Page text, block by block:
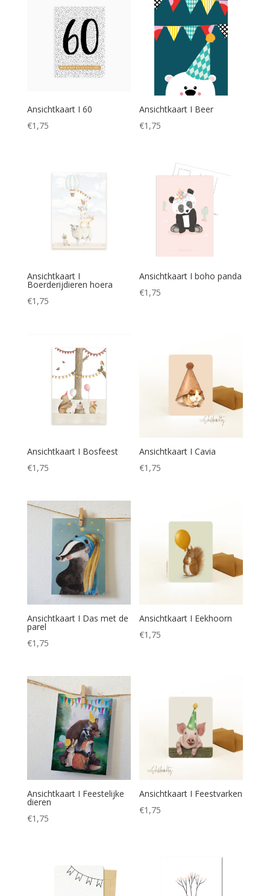
Ansichtkaart I 60
€1,75
Ansichtkaart I Beer
€1,75
Ansichtkaart I
Boerderijdieren hoera
€1,75
Ansichtkaart I boho panda
€1,75
Ansichtkaart I Bosfeest
€1,75
Ansichtkaart I Cavia
€1,75
Ansichtkaart I Das met de
parel
€1,75
Ansichtkaart I Eekhoorn
€1,75
Ansichtkaart I Feestelijke
dieren
€1,75
Ansichtkaart I Feestvarken
€1,75